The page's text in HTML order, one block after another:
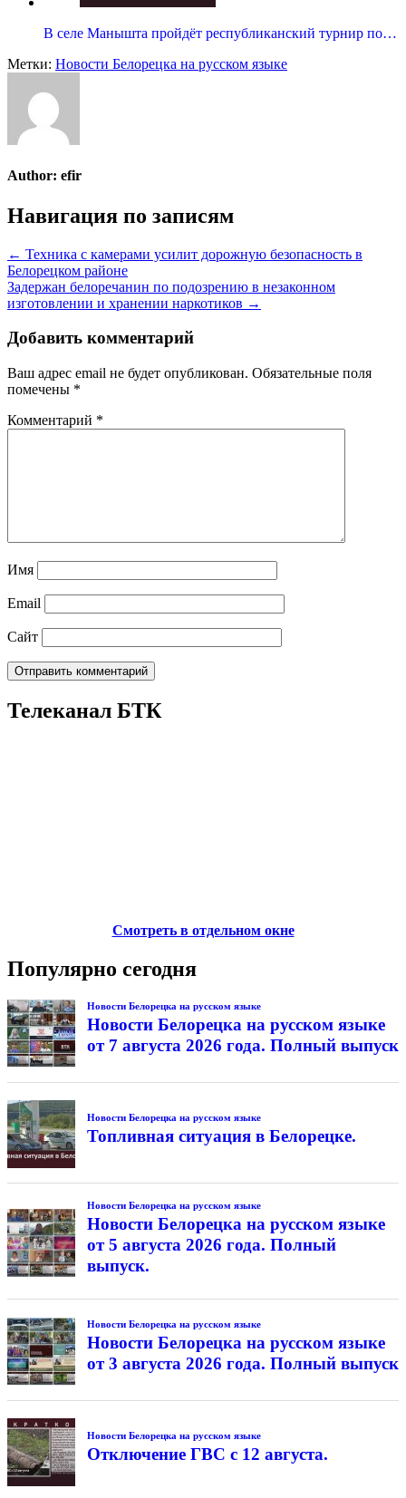
В селе Манышта пройдёт республиканский турнир по…
Метки: Новости Белорецка на русском языке
Author: efir
Навигация по записям
← Техника с камерами усилит дорожную безопасность в
Белорецком районе
Задержан белоречанин по подозрению в незаконном
изготовлении и хранении наркотиков →
Добавить комментарий
Ваш адрес email не будет опубликован. Обязательные поля
помечены *
Комментарий *
Имя
Email
Сайт
Телеканал БТК
Смотреть в отдельном окне
Популярно сегодня
Новости Белорецка на русском языке
Новости Белорецка на русском языке
от 7 августа 2026 года. Полный выпуск
Новости Белорецка на русском языке
Топливная ситуация в Белорецке.
Новости Белорецка на русском языке
Новости Белорецка на русском языке
от 5 августа 2026 года. Полный
выпуск.
Новости Белорецка на русском языке
Новости Белорецка на русском языке
от 3 августа 2026 года. Полный выпуск
Новости Белорецка на русском языке
Отключение ГВС с 12 августа.